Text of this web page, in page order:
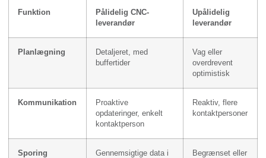
Funktion
Pålidelig CNC-
leverandør
Upålidelig
leverandør
Planlægning
Detaljeret, med
buffertider
Vag eller
overdrevent
optimistisk
Kommunikation
Proaktive
opdateringer, enkelt
kontaktperson
Reaktiv, flere
kontaktpersoner
Sporing
Gennemsigtige data i
Begrænset eller